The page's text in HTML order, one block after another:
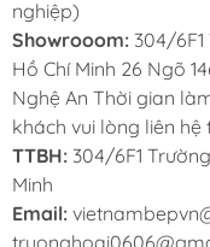
nghiệp)
Showrooom: 304/6F1
Hồ Chí Minh 26 Ngõ
Nghệ An Thời gian
khách vui lòng liên hệ
TTBH: 304/6F1
Minh
Email: